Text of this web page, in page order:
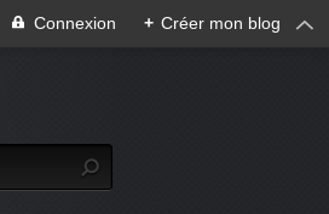
Connexion + Créer mon blog